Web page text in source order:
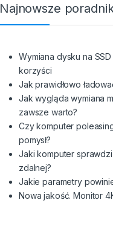
Najnowsze
Wymiana dysku na
korzyści
Jak prawidłowo
Jak wygląda wymiana
zawsze warto?
Czy komputer
pomysł?
Jaki komputer
zdalnej?
Jakie parametry
Nowa jakość. Monitor